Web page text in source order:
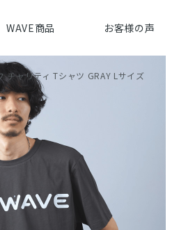
WAVE商品 お客様の声
チャリティ Tシャツ GRAY Lサイズ